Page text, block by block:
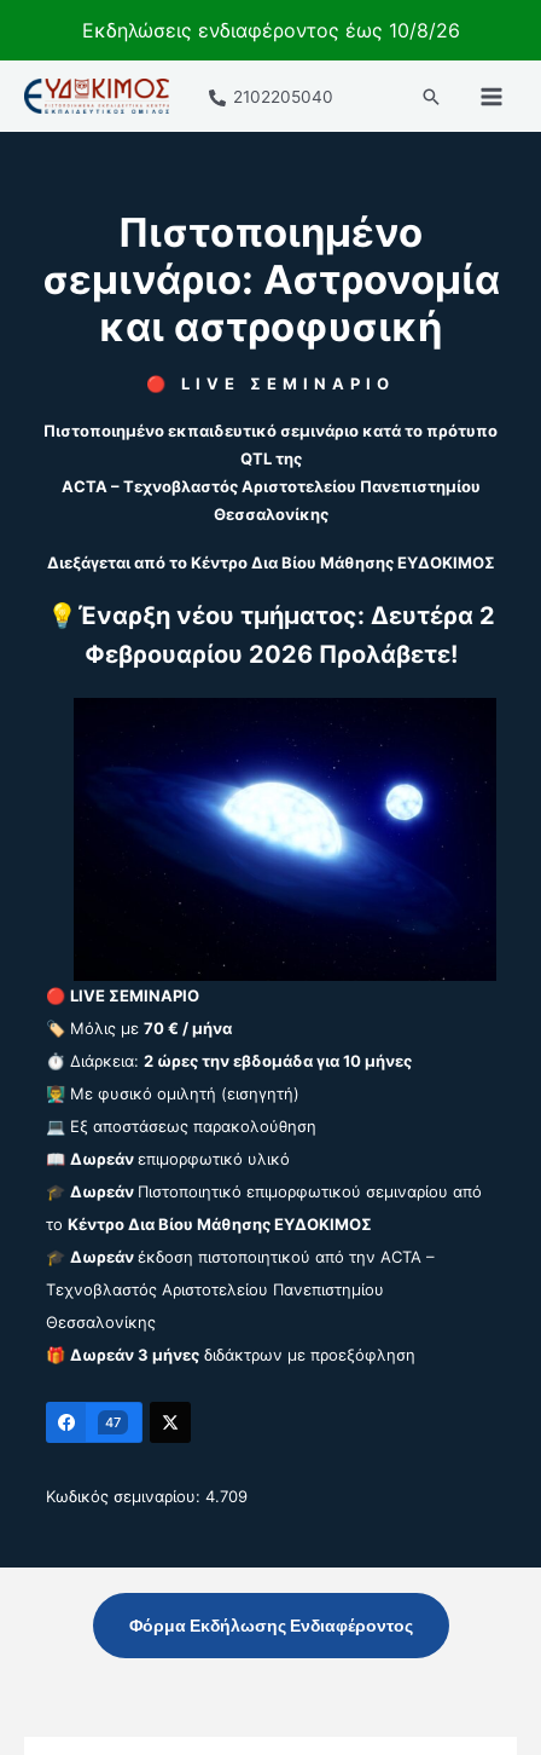
Εκδηλώσεις ενδιαφέροντος έως 10/8/26
Μετάβαση
στο
περιεχόμενο
2102205040 Αναζήτηση
Πιστοποιημένο
σεμινάριο: Αστρονομία
και αστροφυσική
🔴 LIVE ΣΕΜΙΝΑΡΙΟ
Πιστοποιημένο εκπαιδευτικό σεμινάριο κατά το πρότυπο
QTL της
ACTA – Τεχνοβλαστός Αριστοτελείου Πανεπιστημίου
Θεσσαλονίκης
Διεξάγεται από τοΚέντρο Δια Βίου Μάθησης ΕΥΔΟΚΙΜΟΣ
💡 Έναρξη νέου τμήματος: Δευτέρα 2
Φεβρουαρίου 2026 Προλάβετε!
🔴 LIVE ΣΕΜΙΝΑΡΙΟ
🏷️ Μόλις με 70 € / μήνα
⏱️ Διάρκεια: 2 ώρες την εβδομάδα για 10 μήνες
👨‍🏫 Με φυσικό ομιλητή (εισηγητή)
💻 Εξ αποστάσεως παρακολούθηση
📖 Δωρεάνεπιμορφωτικό υλικό
🎓 Δωρεάν Πιστοποιητικό επιμορφωτικού σεμιναρίου από
το Κέντρο Δια Βίου Μάθησης ΕΥΔΟΚΙΜΟΣ
🎓 Δωρεάνέκδοση πιστοποιητικού από την ACTA –
Τεχνοβλαστός Αριστοτελείου Πανεπιστημίου
Θεσσαλονίκης
🎁 Δωρεάν 3 μήνεςδιδάκτρων με προεξόφληση
47
Κωδικός σεμιναρίου: 4.709
Φόρμα Εκδήλωσης Ενδιαφέροντος